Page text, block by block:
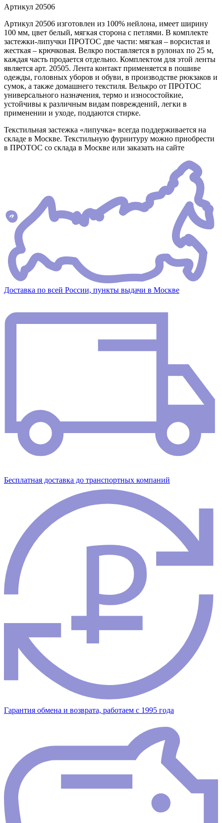
Артикул 20506
Артикул 20506 изготовлен из 100% нейлона, имеет ширину
100 мм, цвет белый, мягкая сторона с петлями. В комплекте
застежки-липучки ПРОТОС две части: мягкая – ворсистая и
жесткая – крючковая. Велкро поставляется в рулонах по 25 м,
каждая часть продается отдельно. Комплектом для этой ленты
является арт. 20505. Лента контакт применяется в пошиве
одежды, головных уборов и обуви, в производстве рюкзаков и
сумок, а также домашнего текстиля. Велькро от ПРОТОС
универсального назначения, термо и износостойкие,
устойчивы к различным видам повреждений, легки в
применении и уходе, поддаются стирке.
Текстильная застежка «липучка» всегда поддерживается на
складе в Москве. Текстильную фурнитуру можно приобрести
в ПРОТОС со склада в Москве или заказать на сайте
Доставка по всей России, пункты выдачи в Москве
Бесплатная доставка до транспортных компаний
Гарантия обмена и возврата, работаем с 1995 года